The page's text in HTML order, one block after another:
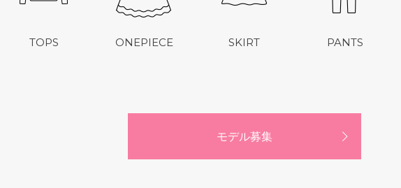
TOPS ONEPIECE SKIRT PANTS
モデル募集